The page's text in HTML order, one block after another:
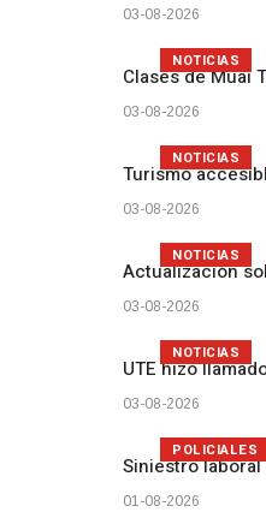
03-08-2026
Clases de Muai
03-08-2026
NOTICIAS
Turismo
03-08-2026
NOTICIAS
Actualización
03-08-2026
NOTICIAS
UTE hizo
03-08-2026
NOTICIAS
Siniestro
01-08-2026
POLICIALES